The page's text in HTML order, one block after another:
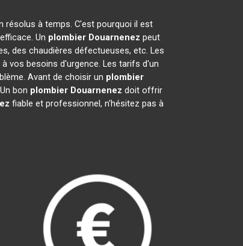
résolus à temps. C'est pourquoi il est
Un plombier Douarnenez peut
des chaudières défectueuses, etc. Les
vos besoins d'urgence. Les tarifs d'un
Avant de choisir un plombier
bon plombier Douarnenez doit offrir
fiable et professionnel, n'hésitez pas à